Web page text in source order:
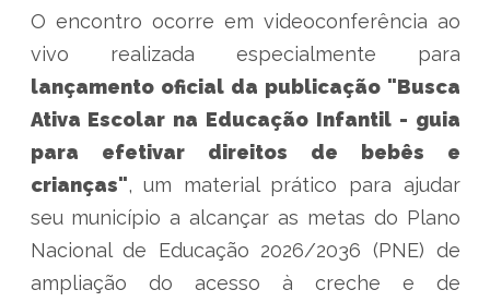
O encontro ocorre em videoconferência ao
vivo realizada especialmente para
lançamento oficial da publicação "Busca
Ativa Escolar na Educação Infantil - guia
para efetivar direitos de bebês e
crianças", um material prático para ajudar
seu município a alcançar as metas do Plano
Nacional de Educação 2026/2036 (PNE) de
ampliação do acesso à creche e de